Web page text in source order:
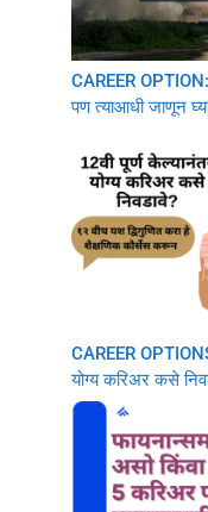
CAREER
पण त्याआधी जाणून
CAREER
योग्य करिअर कसे